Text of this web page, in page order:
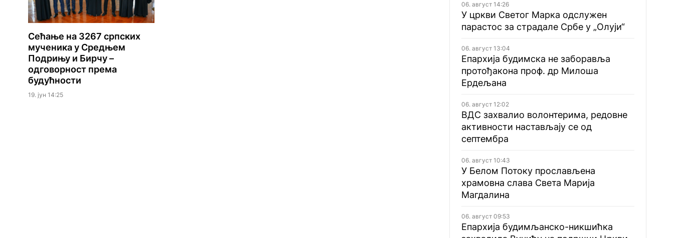
Сећање на 3267 српских
мученика у Средњем
Подрињу и Бирчу –
одговорност према
будућности
19. јун 14:25
06. август 14:26
У цркви Светог Марка одслужен
парастос за страдале Србе у „Олуји“
06. август 13:04
Епархија будимска не заборавља
протођакона проф. др Милоша
Ердељана
06. август 12:02
ВДС захвалио волонтерима, редовне
активности настављају се од
септембра
06. август 10:43
У Белом Потоку прослављена
храмовна слава Света Марија
Магдалина
06. август 09:53
Епархија будимљанско-никшићка